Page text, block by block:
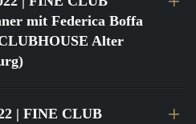
mit Federica Boffa
Alter
| FINE CLUB